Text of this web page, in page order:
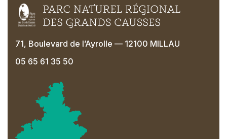
71, Boulevard de l’Ayrolle — 12100 MILLAU
05 65 61 35 50